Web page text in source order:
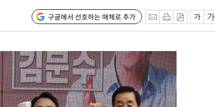
구글에서 선호하는 매체로 추가